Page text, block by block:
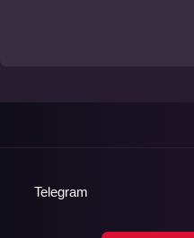
Telegram